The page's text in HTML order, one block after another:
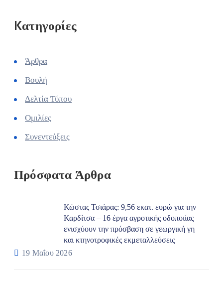
Kατηγορίες
Άρθρα
Βουλή
Δελτία Τύπου
Ομιλίες
Συνεντεύξεις
Πρόσφατα Άρθρα
Κώστας Τσιάρας: 9,56 εκατ. ευρώ για την
Καρδίτσα – 16 έργα αγροτικής οδοποιίας
ενισχύουν την πρόσβαση σε γεωργική γη
και κτηνοτροφικές εκμεταλλεύσεις
19 Μαΐου 2026